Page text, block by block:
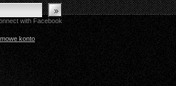
konto